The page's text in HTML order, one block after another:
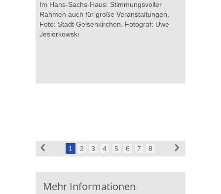
Im Hans-Sachs-Haus: Stimmungsvoller
Rahmen auch für große Veranstaltungen.
Foto: Stadt Gelsenkirchen. Fotograf: Uwe
Jesiorkowski
1 2 3 4 5 6 7 8
Mehr Informationen